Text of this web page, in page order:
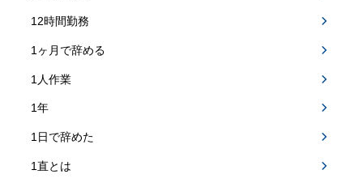
12時間勤務
1ヶ月で辞める
1人作業
1年
1日で辞めた
1直とは